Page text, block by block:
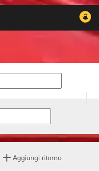
Aggiungi ritorno